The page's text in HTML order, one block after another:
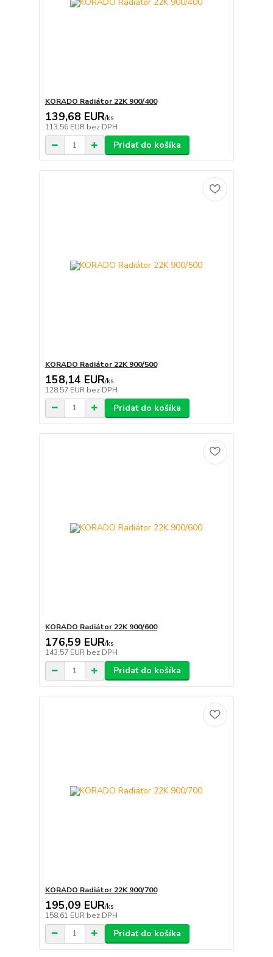
KORADO Radiátor 22K 900/400
139,68 EUR/ks
113,56 EUR bez DPH
Pridať do košíka
KORADO Radiátor 22K 900/500
158,14 EUR/ks
128,57 EUR bez DPH
Pridať do košíka
KORADO Radiátor 22K 900/600
176,59 EUR/ks
143,57 EUR bez DPH
Pridať do košíka
KORADO Radiátor 22K 900/700
195,09 EUR/ks
158,61 EUR bez DPH
Pridať do košíka